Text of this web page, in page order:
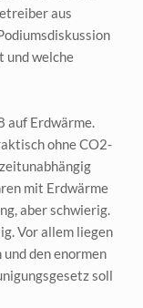
aus
und welche
auf Erdwärme.
ohne CO2-
mit Erdwärme
aber schwierig.
Vor allem liegen
den enormen
soll